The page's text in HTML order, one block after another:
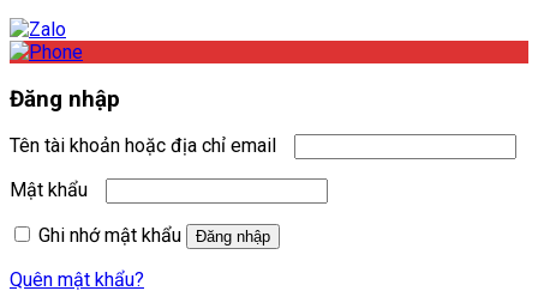
Đăng nhập
Tên tài khoản hoặc địa chỉ email
Mật khẩu
Ghi nhớ mật khẩu
Đăng nhập
Quên mật khẩu?